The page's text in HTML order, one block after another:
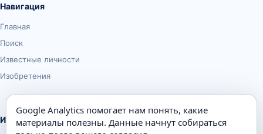
Навигация
Главная
Поиск
Известные личности
Изобретения
Информация
Google Analytics помогает нам понять, какие
материалы полезны. Данные начнут собираться